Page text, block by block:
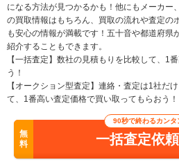
になる方法が見つかるかも！他にもメーカー
の買取情報はもちろん、買取の流れや査定の
も安心の情報が満載です！五十音や都道府県
紹介することもできます。
【一括査定】数社の見積もりを比較して、1
う！
【オークション型査定】連絡・査定は1社だ
て、1番高い査定価格で買い取ってもらおう！
無
料
90秒で終わるカンタ
一括査定依